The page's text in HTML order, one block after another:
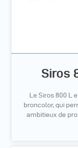
Siros
Le Siros 800 L
broncolor, qui
ambitieux de